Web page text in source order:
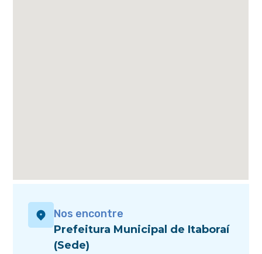
Nos encontre
Prefeitura Municipal de Itaboraí
(Sede)